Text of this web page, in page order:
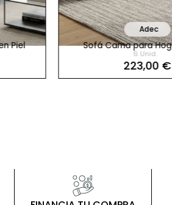
Adec
Sofá Cama para Hogar
223,00 €